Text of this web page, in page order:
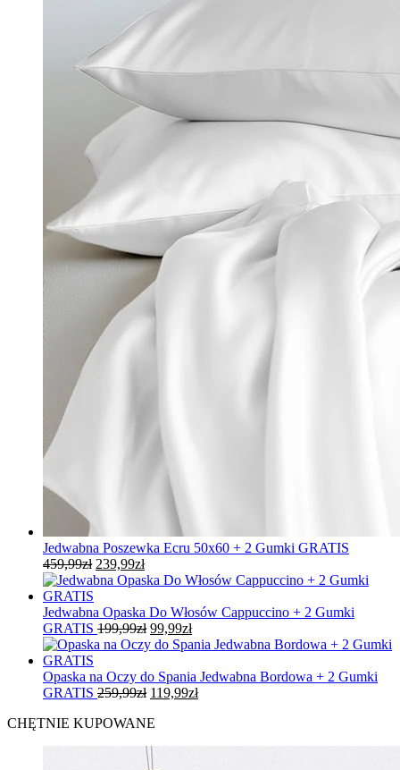
Jedwabna Poszewka Ecru 50x60 + 2 Gumki GRATIS
459,99zł Pierwotna
cena
459,99zł.
239,99złAktualna
cena
239,99zł.
Jedwabna Opaska Do Włosów Cappuccino + 2 Gumki
GRATIS 199,99zł Pierwotna
cena
199,99zł.
99,99złAktualna
cena
99,99zł.
Opaska na Oczy do Spania Jedwabna Bordowa + 2 Gumki
GRATIS 259,99zł Pierwotna
wynosiła:
119,99złAktualna
CHĘTNIE KUPOWANE